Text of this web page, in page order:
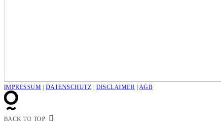
IMPRESSUM | DATENSCHUTZ | DISCLAIMER | AGB
BACK TO TOP